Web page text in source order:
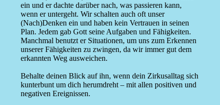
ein und er dachte darüber nach, was passieren kann,
wenn er untergeht. Wir schalten auch oft unser
(Nach)Denken ein und haben kein Vertrauen in seinen
Plan. Jedem gab Gott seine Aufgaben und Fähigkeiten.
Manchmal benutzt er Situationen, um uns zum Erkennen
unserer Fähigkeiten zu zwingen, da wir immer gut dem
erkannten Weg ausweichen.
Behalte deinen Blick auf ihn, wenn dein Zirkusalltag sich
kunterbunt um dich herumdreht – mit allen positiven und
negativen Ereignissen.